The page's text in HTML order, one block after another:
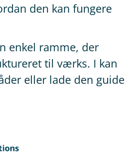
den kan fungere
enkel ramme, der
til værks. I kan
eller lade den guide